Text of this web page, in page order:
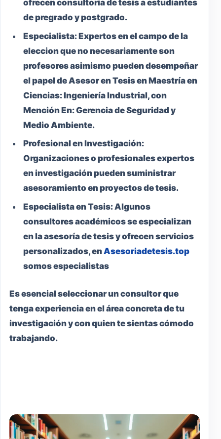
ofrecen consultoría de tesis a estudiantes
de pregrado y postgrado.
Especialista:Expertos en el campo de la
eleccion que no necesariamente son
profesores asimismo pueden desempeñar
el papel de Asesor en Tesis en Maestría en
Ciencias: Ingeniería Industrial, con
Mención En: Gerencia de Seguridad y
Medio Ambiente.
Profesional en Investigación:
Organizaciones o profesionales expertos
en investigación pueden suministrar
asesoramiento en proyectos de tesis.
Especialista en Tesis:Algunos
consultores académicos se especializan
en la asesoría de tesis y ofrecen servicios
personalizados, enAsesoriadetesis.top
somos especialistas
Es esencial seleccionar un consultor que
tenga experiencia en el área concreta de tu
investigación y con quien te sientas cómodo
trabajando.